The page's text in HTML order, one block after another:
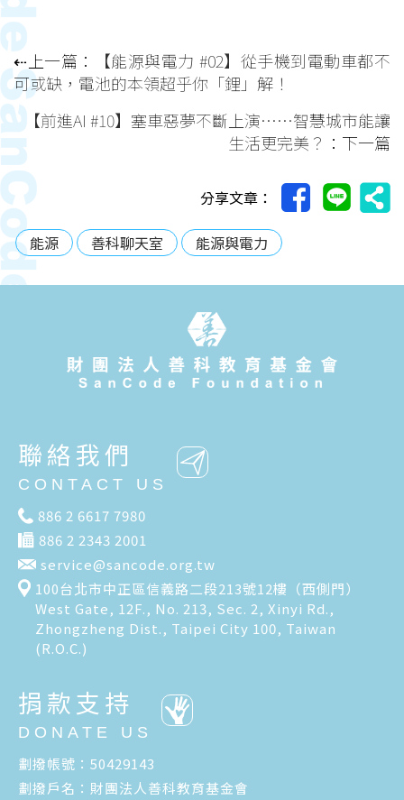
⇠上一篇：
【能源與電力 #02】從手機到電動車都不
可或缺，電池的本領超乎你「鋰」解！
【前進AI #10】塞車惡夢不斷上演⋯⋯智慧城市能讓
生活更完美？ ：下一篇
分享文章：
能源 善科聊天室 能源與電力
聯絡我們
CONTACT US
886 2 6617 7980
886 2 2343 2001
service@sancode.org.tw
100台北市中正區信義路二段213號12樓（西側門）
West Gate, 12F., No. 213, Sec. 2, Xinyi Rd.,
Zhongzheng Dist., Taipei City 100, Taiwan
(R.O.C.)
捐款支持
DONATE US
劃撥帳號：50429143
劃撥戶名：財團法人善科教育基金會